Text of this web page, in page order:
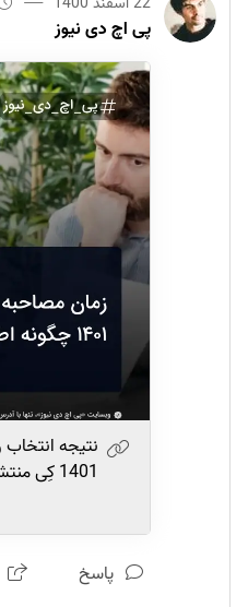
پی اچ دی نیوز
نتیجه انتخاب
1401 کِی منتشر میشه؟
پاسخ